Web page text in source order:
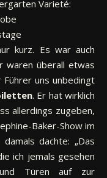
kurz. Es war auch
waren überall etwas
uns unbedingt
. Er hat wirklich
allerdings zugeben,
Baker-Show im
dachte: „Das
ich jemals gesehen
Türen auf zur